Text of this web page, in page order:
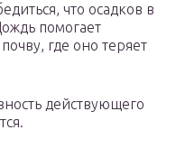
что осадков в
помогает
где оно теряет
действующего